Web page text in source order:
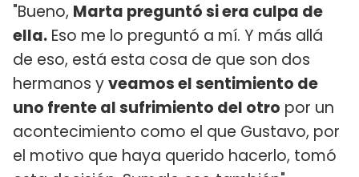
"Bueno, Marta preguntó si era culpa de
ella. Eso me lo preguntó a mí. Y más allá
de eso, está esta cosa de que son dos
hermanos yveamos el sentimiento de
uno frente al sufrimiento del otro por un
acontecimiento como el que Gustavo, por
el motivo que haya querido hacerlo, tomó